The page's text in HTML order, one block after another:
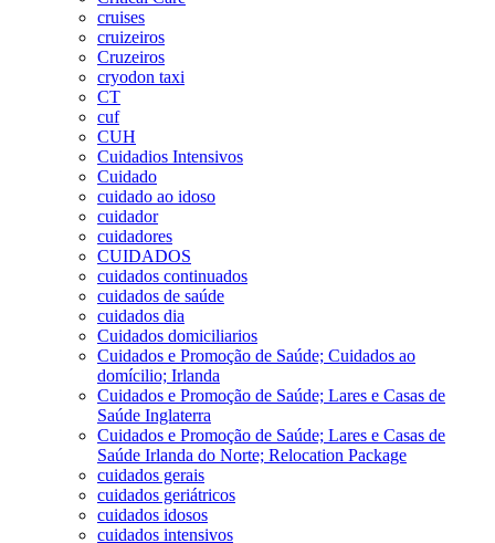
cruises
cruizeiros
Cruzeiros
cryodon taxi
CT
cuf
CUH
Cuidadios Intensivos
Cuidado
cuidado ao idoso
cuidador
cuidadores
CUIDADOS
cuidados continuados
cuidados de saúde
cuidados dia
Cuidados domiciliarios
Cuidados e Promoção de Saúde; Cuidados ao
domícilio; Irlanda
Cuidados e Promoção de Saúde; Lares e Casas de
Saúde Inglaterra
Cuidados e Promoção de Saúde; Lares e Casas de
Saúde Irlanda do Norte; Relocation Package
cuidados gerais
cuidados geriátricos
cuidados idosos
cuidados intensivos